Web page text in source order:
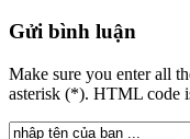
Gửi bình luận
Make sure you enter all
asterisk (*). HTML code